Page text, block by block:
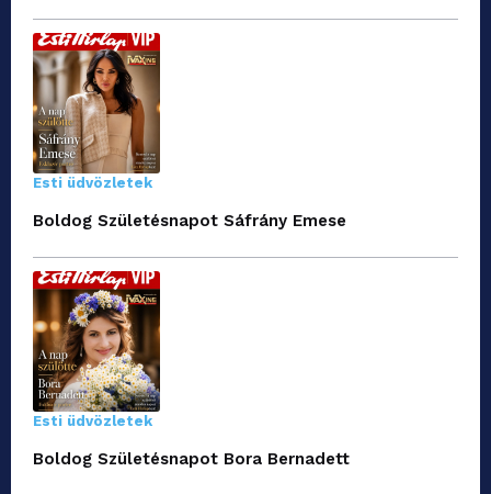
Esti üdvözletek
Boldog Születésnapot Sáfrány Emese
Esti üdvözletek
Boldog Születésnapot Bora Bernadett